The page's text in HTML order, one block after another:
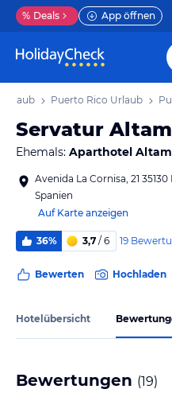
% Deals App öffnen
Urlaub Puerto Rico Urlaub
Servatur
Ehemals: Aparthotel
Avenida La Cornisa, 21
Spanien
Auf Karte anzeigen
36% 3,7 / 6 19
Bewerten Hochladen
Hotelübersicht
Bewertungen (19)